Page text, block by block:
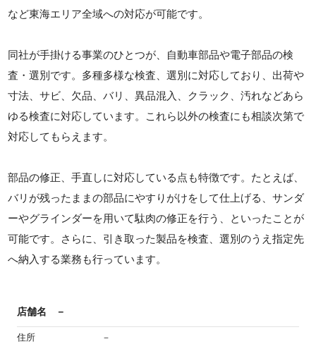
など東海エリア全域への対応が可能です。
同社が手掛ける事業のひとつが、自動車部品や電子部品の検
査・選別です。多種多様な検査、選別に対応しており、出荷や
寸法、サビ、欠品、バリ、異品混入、クラック、汚れなどあら
ゆる検査に対応しています。これら以外の検査にも相談次第で
対応してもらえます。
部品の修正、手直しに対応している点も特徴です。たとえば、
バリが残ったままの部品にやすりがけをして仕上げる、サンダ
ーやグラインダーを用いて駄肉の修正を行う、といったことが
可能です。さらに、引き取った製品を検査、選別のうえ指定先
へ納入する業務も行っています。
店舗名 －
住所 －